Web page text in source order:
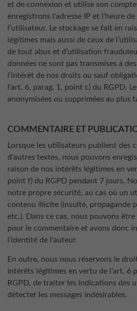
et de connexion et utilise son
enregistrons l'adresse IP et l’heure
l’utilisateur. Le stockage se fait en
légitimes mais aussi de ceux de
de tout abus et d’utilisation
données ne sont pas transmises à
l’intérêt de nos droits ou sauf
l'art. 6, parag. 1, point c) du RGPD.
anonymisées ou supprimées au plus
COMMENTAIRE ET
Lorsque les utilisateurs publient des
d'autres textes, nous pouvons
raison de nos intérêts légitimes en
point f) du RGPD pendant 7 jours.
notre propre sécurité, au cas où un
contenu illicite (insulte, propagande
etc.). Dans ce cas, nous pouvons
pour le commentaire et avons donc
l’identité de l'auteur.
En outre, nous nous réservons le
intérêts légitimes en vertu de l'art. 6
RGPD, de traiter les indications des
détecter les messages indésirables.